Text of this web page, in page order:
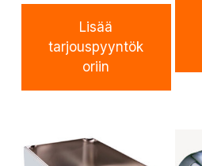
Lisää
tarjouspyyntök
oriin